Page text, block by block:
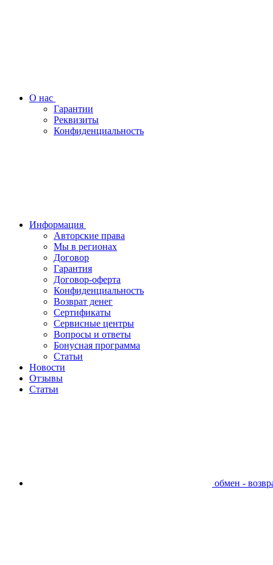
О нас
Гарантии
Реквизиты
Конфиденциальность
Информация
Авторские права
Мы в регионах
Договор
Гарантия
Договор-оферта
Конфиденциальность
Возврат денег
Сертификаты
Сервисные центры
Вопросы и ответы
Бонусная программа
Статьи
Новости
Отзывы
Статьи
обмен -